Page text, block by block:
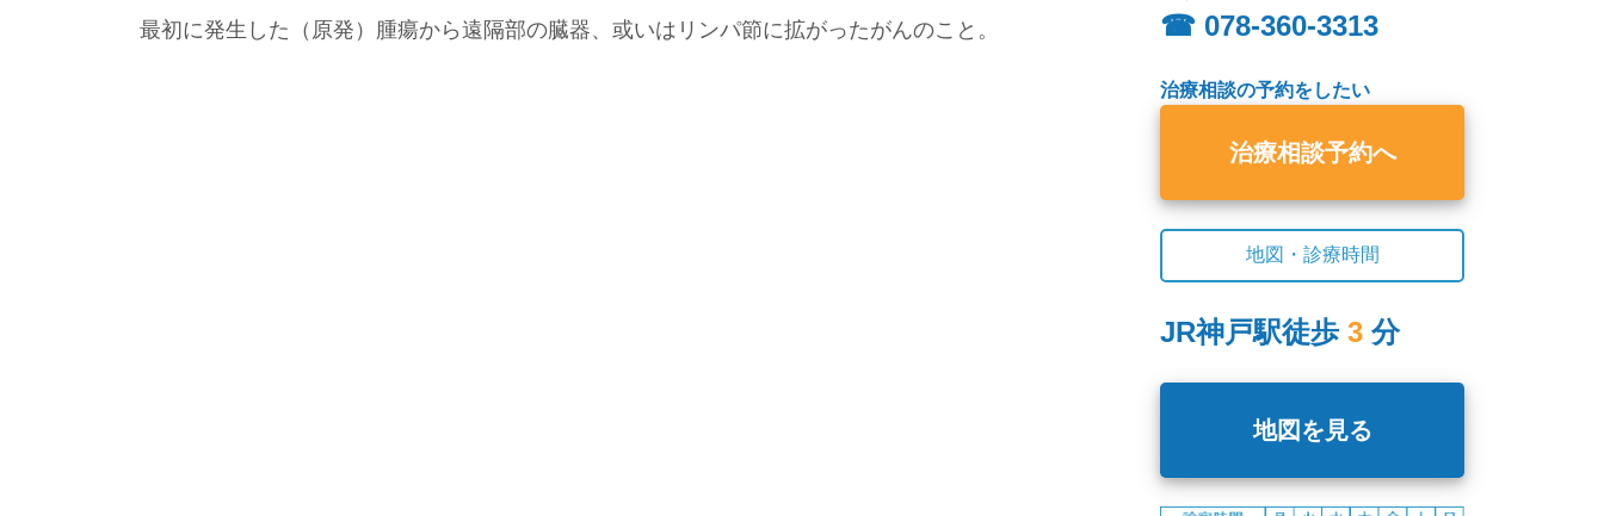
最初に発生した（原発）腫瘍から遠隔部の臓器、或いはリンパ節に拡がったがんのこと。 ☎︎ 078-360-3313
治療相談の予約をしたい
治療相談予約へ
地図・診療時間
JR神戸駅徒歩 3 分
地図を見る